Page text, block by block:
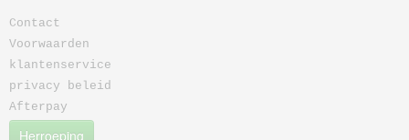
Contact
Voorwaarden
klantenservice
privacy beleid
Afterpay
Herroeping